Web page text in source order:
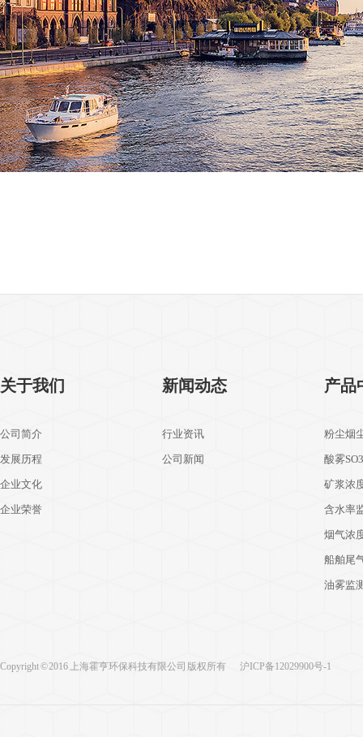
关于我们
公司简介
发展历程
企业文化
企业荣誉
新闻动态
行业资讯
公司新闻
产品
粉尘烟
酸雾
矿浆浓
含水率
烟气浓
船舶尾
油雾监
Copyright © 2016 上海霍亨环保科技有限公司 版权所有 沪ICP备12029900号-1